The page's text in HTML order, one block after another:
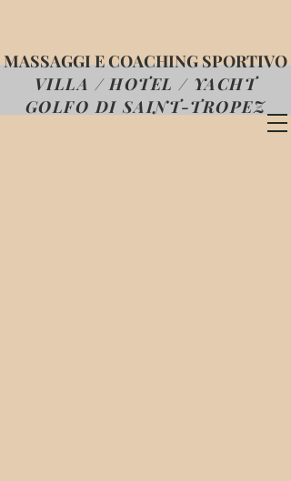
MASSAGGI E COACHING SPORTIVO
VILLA / HOTEL / YACHT
GOLFO DI SAINT-TROPEZ